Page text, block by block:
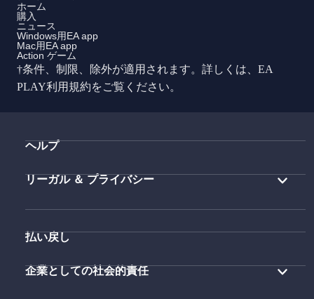
ホーム
購入
ニュース
Windows用EA app
Mac用EA app
Action ゲーム
†条件、制限、除外が適用されます。詳しくは、 EA
PLAY利用規約をご覧ください。
ヘルプ
リーガル ＆ プライバシー
払い戻し
企業としての社会的責任